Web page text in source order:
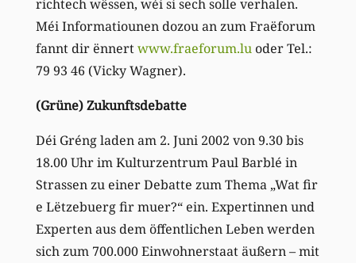
richtech wëssen, wéi si sech solle verhalen.
Méi Informatiounen dozou an zum Fraëforum
fannt dir ënnertwww.fraeforum.luoder Tel.:
79 93 46 (Vicky Wagner).
(Grüne) Zukunftsdebatte
Déi Gréng laden am 2. Juni 2002 von 9.30 bis
18.00 Uhr im Kulturzentrum Paul Barblé in
Strassen zu einer Debatte zum Thema „Wat fir
e Lëtzebuerg fir muer?“ ein. Expertinnen und
Experten aus dem öffentlichen Leben werden
sich zum 700.000 Einwohnerstaat äußern – mit